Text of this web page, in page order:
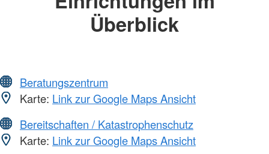
Überblick
Beratungszentrum
Karte: Link zur Google Maps Ansicht
Bereitschaften / Katastrophenschutz
Karte: Link zur Google Maps Ansicht